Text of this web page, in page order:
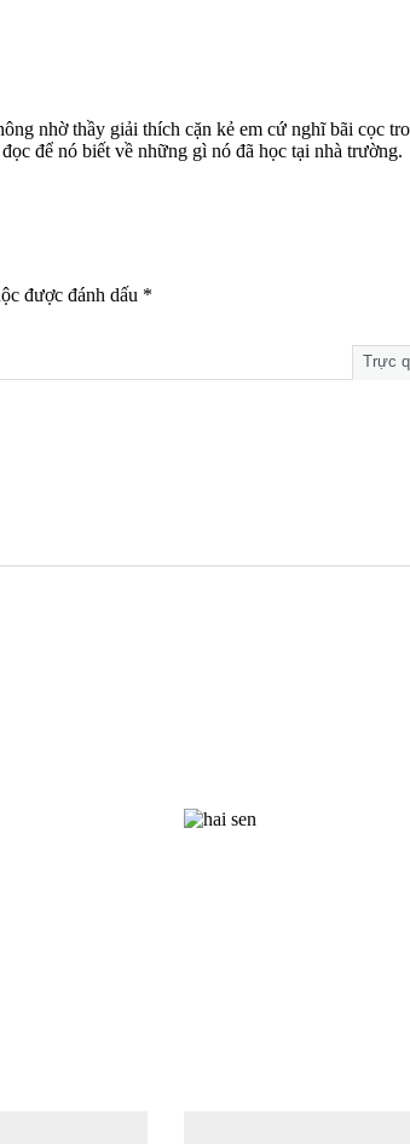
nhờ thầy giải thích cặn kẻ em cứ nghĩ bãi cọc
để nó biết về những gì nó đã học tại nhà trường.
được đánh dấu *
Trực